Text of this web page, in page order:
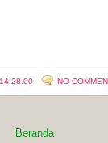
NO
Beranda